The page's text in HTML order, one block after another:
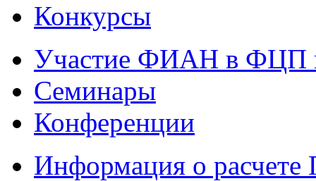
Конкурсы
Участие ФИАН в ФЦП
Семинары
Конференции
Информация о